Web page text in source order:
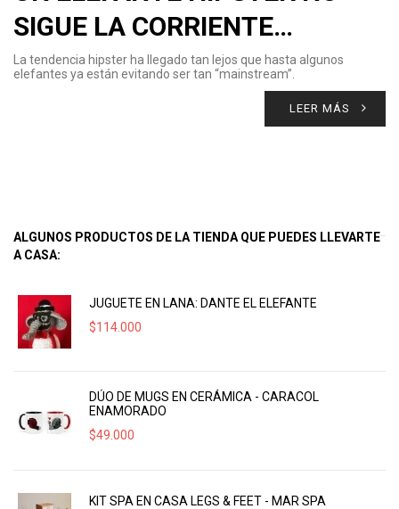
SIGUE LA CORRIENTE…
La tendencia hipster ha llegado tan lejos que hasta algunos
elefantes ya están evitando ser tan “mainstream”.
LEER MÁS
ALGUNOS PRODUCTOS DE LA TIENDA QUE PUEDES LLEVARTE
A CASA:
JUGUETE EN LANA: DANTE EL ELEFANTE
$114.000
DÚO DE MUGS EN CERÁMICA - CARACOL
ENAMORADO
$49.000
KIT SPA EN CASA LEGS & FEET - MAR SPA